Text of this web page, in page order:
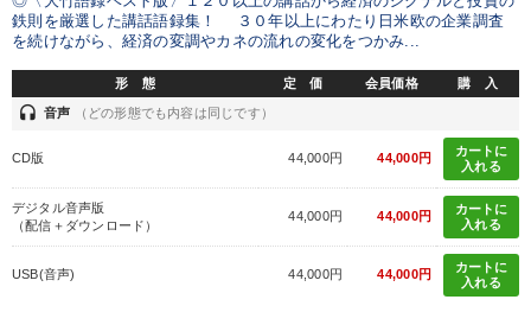
鉄則を厳選した講話語録集！ ３０年以上にわたり日米欧の企業調査
を続けながら、経済の変調やカネの流れの変化をつかみ...
形 態 定 価 会員価格 購 入
headset 音声 （どの形態でも内容は同じです）
CD版 44,000円 44,000円
カートに
入れる
デジタル音声版
（配信＋ダウンロード）
44,000円 44,000円
カートに
入れる
USB(音声) 44,000円 44,000円
カートに
入れる